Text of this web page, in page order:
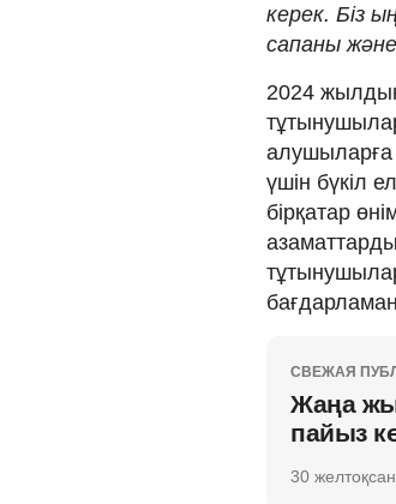
керек. Біз
сапаны
2024
алушыларға
үшін бүкіл
бірқатар
СВЕЖАЯ
Жаңа
пайыз
30